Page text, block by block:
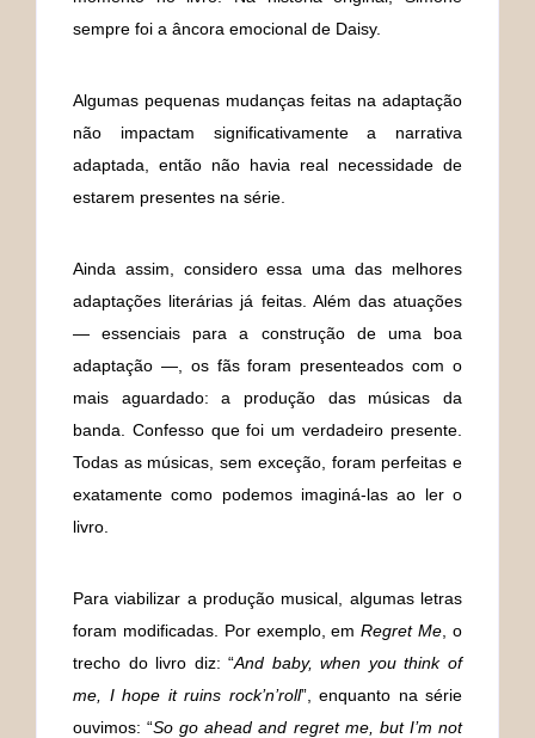
sempre foi a âncora emocional de Daisy.
Algumas pequenas mudanças feitas na adaptação
não impactam significativamente a narrativa
adaptada, então não havia real necessidade de
estarem presentes na série.
Ainda assim, considero essa uma das melhores
adaptações literárias já feitas. Além das atuações
— essenciais para a construção de uma boa
adaptação —, os fãs foram presenteados com o
mais aguardado: a produção das músicas da
banda. Confesso que foi um verdadeiro presente.
Todas as músicas, sem exceção, foram perfeitas e
exatamente como podemos imaginá-las ao ler o
livro.
Para viabilizar a produção musical, algumas letras
foram modificadas. Por exemplo, emRegret Me , o
trecho do livro diz: “And baby, when you think of
me, I hope it ruins rock’n’roll”, enquanto na série
ouvimos: “So go ahead and regret me, but I’m not